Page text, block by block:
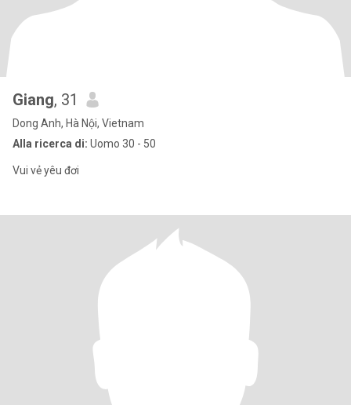
Giang, 31
Dong Anh, Hà Nội, Vietnam
Alla ricerca di: Uomo 30 - 50
Vui vẻ yêu đơi